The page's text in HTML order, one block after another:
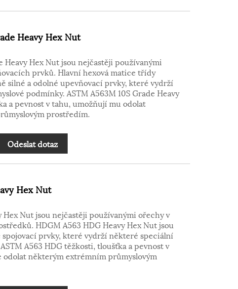
Heavy Hex Nut
Heavy Hex Nut jsou nejčastěji používanými
prvků. Hlavní hexová matice třídy
silné a odolné upevňovací prvky, které vydrží
podmínky. ASTM A563M 10S Grade Heavy
a pevnost v tahu, umožňují mu odolat
prostředím.
Odeslat dotaz
Hex Nut
Hex Nut jsou nejčastěji používanými ořechy v
HDGM A563 HDG Heavy Hex Nut jsou
prvky, které vydrží některé speciální
A563 HDG těžkosti, tloušťka a pevnost v
odolat některým extrémním průmyslovým